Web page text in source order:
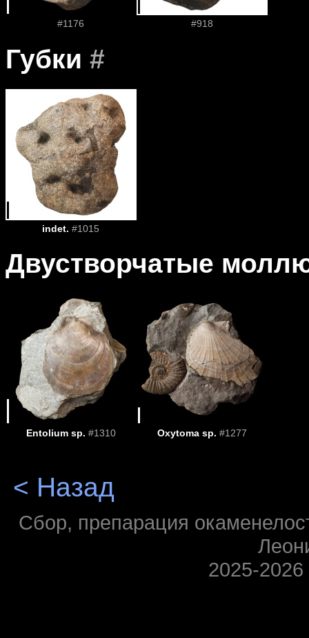
#1176 #918
Губки #
indet.#1015
Двустворчатые
Entolium sp. #1310 Oxytoma sp. #1277
< Назад
Сбор, препарация
2025-